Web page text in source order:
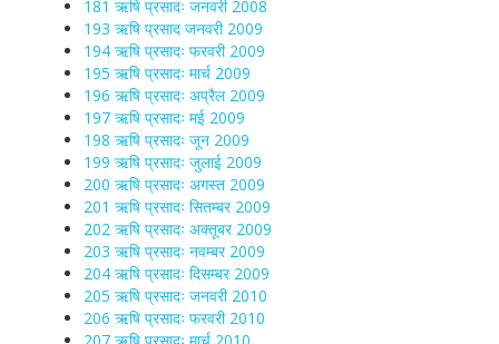
181 ऋषि प्रसादः जनवरी 2008
193 ऋषि प्रसाद जनवरी 2009
194 ऋषि प्रसादः फरवरी 2009
195 ऋषि प्रसादः मार्च 2009
196 ऋषि प्रसादः अप्रैल 2009
197 ऋषि प्रसादः मई 2009
198 ऋषि प्रसादः जून 2009
199 ऋषि प्रसादः जुलाई 2009
200 ऋषि प्रसादः अगस्त 2009
201 ऋषि प्रसादः सितम्बर 2009
202 ऋषि प्रसादः अक्तूबर 2009
203 ऋषि प्रसादः नवम्बर 2009
204 ऋषि प्रसादः दिसम्बर 2009
205 ऋषि प्रसादः जनवरी 2010
206 ऋषि प्रसादः फरवरी 2010